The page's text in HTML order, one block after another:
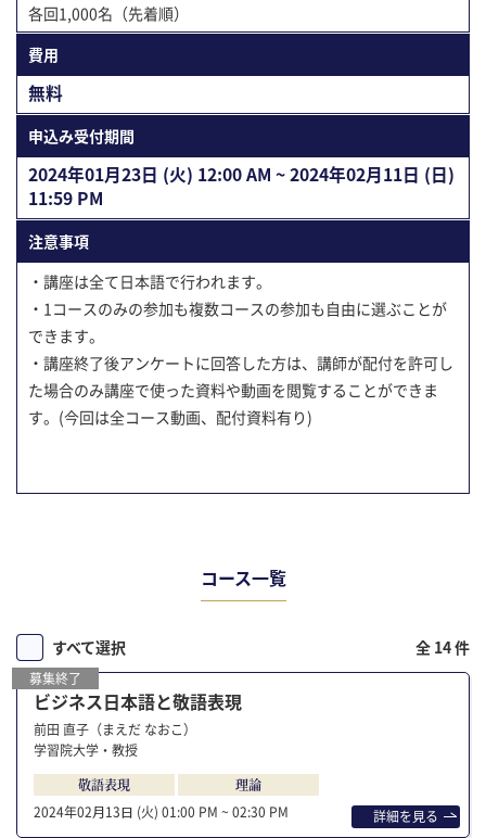
各回1,000名（先着順）
費用
無料
申込み受付期間
2024年01⽉23⽇ (火) 12:00 AM ~ 2024年02⽉11⽇ (日)
11:59 PM
注意事項
・講座は全て日本語で行われます。
・1コースのみの参加も複数コースの参加も自由に選ぶことが
できます。
・講座終了後アンケートに回答した方は、講師が配付を許可し
た場合のみ講座で使った資料や動画を閲覧することができま
す。(今回は全コース動画、配付資料有り)
コース⼀覧
すべて選択 全 14 件
募集終了
2024年02⽉13⽇ (火) 01:00 PM ~ 02:30 PM
敬語表現 理論
前田 直子（まえだ なおこ）
学習院大学・教授
ビジネス日本語と敬語表現
詳細を⾒る